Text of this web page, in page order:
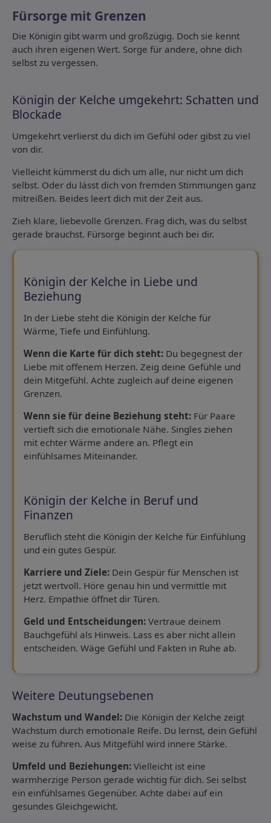
Fürsorge mit Grenzen
Die Königin gibt warm und großzügig. Doch sie kennt
auch ihren eigenen Wert. Sorge für andere, ohne dich
selbst zu vergessen.
Königin der Kelche umgekehrt: Schatten und
Blockade
Umgekehrt verlierst du dich im Gefühl oder gibst zu viel
von dir.
Vielleicht kümmerst du dich um alle, nur nicht um dich
selbst. Oder du lässt dich von fremden Stimmungen ganz
mitreißen. Beides leert dich mit der Zeit aus.
Zieh klare, liebevolle Grenzen. Frag dich, was du selbst
gerade brauchst. Fürsorge beginnt auch bei dir.
Königin der Kelche in Liebe und
Beziehung
In der Liebe steht die Königin der Kelche für
Wärme, Tiefe und Einfühlung.
Wenn die Karte für dich steht: Du begegnest der
Liebe mit offenem Herzen. Zeig deine Gefühle und
dein Mitgefühl. Achte zugleich auf deine eigenen
Grenzen.
Wenn sie für deine Beziehung steht: Für Paare
vertieft sich die emotionale Nähe. Singles ziehen
mit echter Wärme andere an. Pflegt ein
einfühlsames Miteinander.
Königin der Kelche in Beruf und
Finanzen
Beruflich steht die Königin der Kelche für Einfühlung
und ein gutes Gespür.
Karriere und Ziele: Dein Gespür für Menschen ist
jetzt wertvoll. Höre genau hin und vermittle mit
Herz. Empathie öffnet dir Türen.
Geld und Entscheidungen: Vertraue deinem
Bauchgefühl als Hinweis. Lass es aber nicht allein
entscheiden. Wäge Gefühl und Fakten in Ruhe ab.
Weitere Deutungsebenen
Wachstum und Wandel: Die Königin der Kelche zeigt
Wachstum durch emotionale Reife. Du lernst, dein Gefühl
weise zu führen. Aus Mitgefühl wird innere Stärke.
Umfeld und Beziehungen: Vielleicht ist eine
warmherzige Person gerade wichtig für dich. Sei selbst
ein einfühlsames Gegenüber. Achte dabei auf ein
gesundes Gleichgewicht.